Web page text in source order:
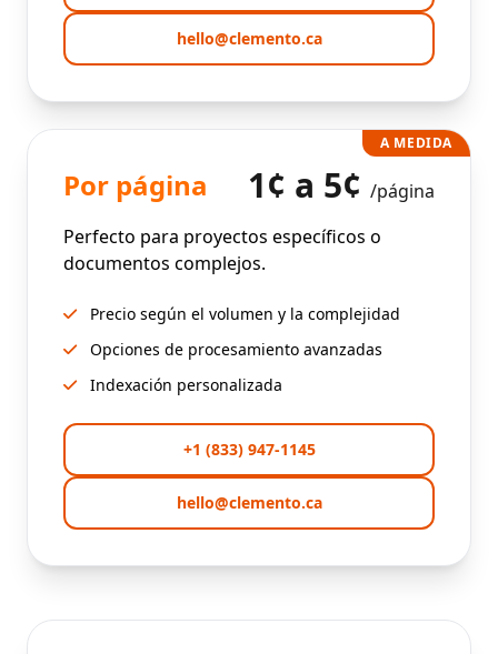
hello@clemento.ca
A MEDIDA
Por página 1¢ a 5¢ /página
Perfecto para proyectos específicos o
documentos complejos.
Precio según el volumen y la complejidad
Opciones de procesamiento avanzadas
Indexación personalizada
+1 (833) 947-1145
hello@clemento.ca